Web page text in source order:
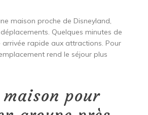
maison proche de Disneyland,
Quelques minutes de
rapide aux attractions. Pour
rend le séjour plus
maison pour